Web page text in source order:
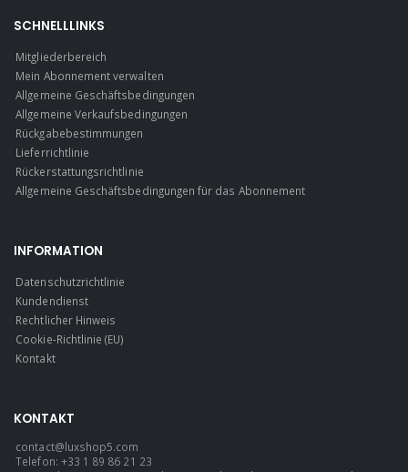
SCHNELLLINKS
Mitgliederbereich
Mein Abonnement verwalten
Allgemeine Geschäftsbedingungen
Allgemeine Verkaufsbedingungen
Rückgabebestimmungen
Lieferrichtlinie
Rückerstattungsrichtlinie
Allgemeine Geschäftsbedingungen für das Abonnement
INFORMATION
Datenschutzrichtlinie
Kundendienst
Rechtlicher Hinweis
Cookie-Richtlinie (EU)
Kontakt
KONTAKT
contact@luxshop5.com
Telefon: +33 1 89 86 21 23